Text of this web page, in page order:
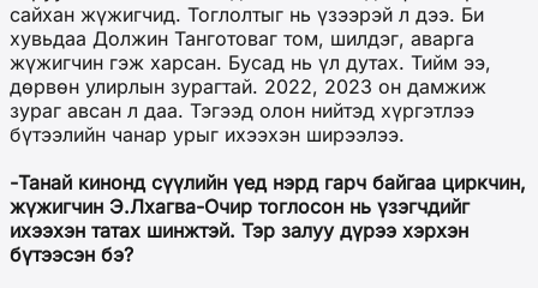
сайхан жүжигчид. Тоглолтыг нь үзээрэй л дээ. Би
хувьдаа Должин Танготоваг том, шилдэг, аварга
жүжигчин гэж харсан. Бусад нь үл дутах. Тийм ээ,
дөрвөн улирлын зурагтай. 2022, 2023 он дамжиж
зураг авсан л даа. Тэгээд олон нийтэд хүргэтлээ
бүтээлийн чанар урыг ихээхэн ширээлээ.
-Танай кинонд сүүлийн үед нэрд гарч байгаа циркчин,
жүжигчин Э.Лхагва-Очир тоглосон нь үзэгчдийг
ихээхэн татах шинжтэй. Тэр залуу дүрээ хэрхэн
бүтээсэн бэ?